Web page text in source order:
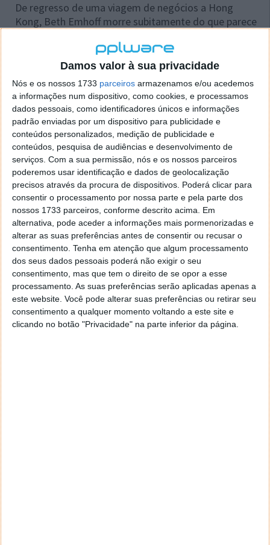
Damos valor à sua privacidade
Nós e os nossos 1733 parceiros armazenamos e/ou acedemos
a informações num dispositivo, como cookies, e processamos
dados pessoais, como identificadores únicos e informações
padrão enviadas por um dispositivo para publicidade e
conteúdos personalizados, medição de publicidade e
conteúdos, pesquisa de audiências e desenvolvimento de
serviços. Com a sua permissão, nós e os nossos parceiros
poderemos usar identificação e dados de geolocalização
precisos através da procura de dispositivos. Poderá clicar para
consentir o processamento por nossa parte e pela parte dos
nossos 1733 parceiros, conforme descrito acima. Em
alternativa, pode aceder a informações mais pormenorizadas e
alterar as suas preferências antes de consentir ou recusar o
consentimento. Tenha em atenção que algum processamento
dos seus dados pessoais poderá não exigir o seu
consentimento, mas que tem o direito de se opor a esse
processamento. As suas preferências serão aplicadas apenas a
este website. Você pode alterar suas preferências ou retirar seu
consentimento a qualquer momento voltando a este site e
clicando no botão "Privacidade" na parte inferior da página.
De regresso de uma viagem de negócios a Hong
Kong, Beth Emhoff morre subitamente do que parece
completamente arrasado.
Poucos dias depois, outros casos com os mesmos
sintomas chegam aos hospitais do país, incluindo o
seu filho pequeno, que acaba também por morrer. É o
início de uma pandemia fatal. E, apesar de a
comunidade científica estar focada em encontrar
uma maneira de travar aquele vírus, o pânico instala-
se.
À medida que a população se debate com um vírus
mortal sem precedentes, torna-se imperativo, não
apenas encontrar a cura, como travar o medo, que se
demonstra ainda mais perigoso do que a própria
doença....